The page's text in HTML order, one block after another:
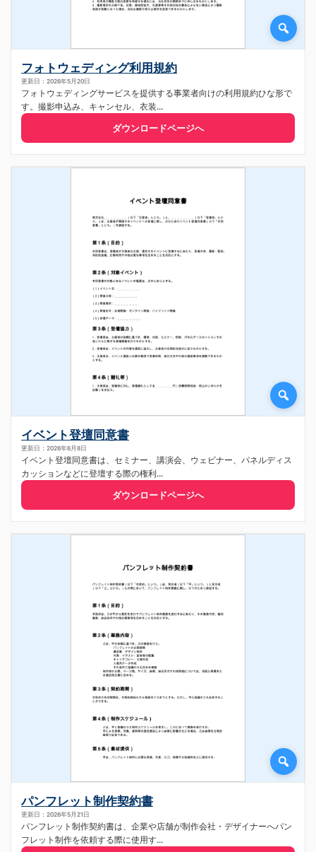
フォトウェディング利用規約
更新日：2026年5月20日
フォトウェディングサービスを提供する事業者向けの利用規約ひな形で
す。撮影申込み、キャンセル、衣装...
ダウンロードページへ
イベント登壇同意書
更新日：2026年6月8日
イベント登壇同意書は、セミナー、講演会、ウェビナー、パネルディス
カッションなどに登壇する際の権利...
ダウンロードページへ
パンフレット制作契約書
更新日：2026年5月21日
パンフレット制作契約書は、企業や店舗が制作会社・デザイナーへパン
フレット制作を依頼する際に使用す...